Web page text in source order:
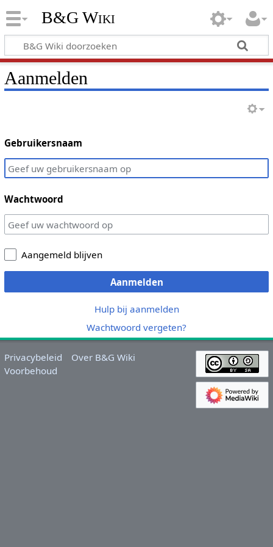
B&G Wiki
Aanmelden
Gebruikersnaam
Wachtwoord
Aangemeld blijven
Aanmelden
Hulp bij aanmelden
Wachtwoord vergeten?
Privacybeleid
Over B&G Wiki
Voorbehoud